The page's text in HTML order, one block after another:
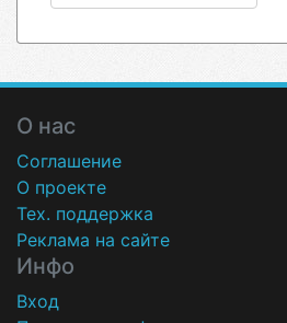
О нас
Соглашение
О проекте
Тех. поддержка
Реклама на сайте
Инфо
Вход